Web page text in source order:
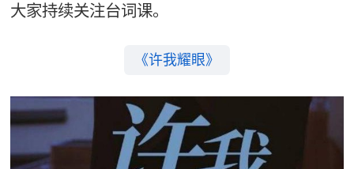
大家持续关注台词课。
《许我耀眼》